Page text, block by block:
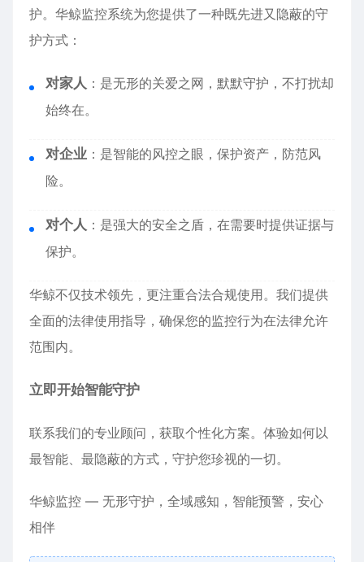
护。华鲸监控系统为您提供了一种既先进又隐蔽的守
护方式：
对家人 ：是无形的关爱之网，默默守护，不打扰却
始终在。
对企业 ：是智能的风控之眼，保护资产，防范风
险。
对个人 ：是强大的安全之盾，在需要时提供证据与
保护。
华鲸不仅技术领先，更注重合法合规使用。我们提供
全面的法律使用指导，确保您的监控行为在法律允许
范围内。
立即开始智能守护
联系我们的专业顾问，获取个性化方案。体验如何以
最智能、最隐蔽的方式，守护您珍视的一切。
华鲸监控 — 无形守护，全域感知，智能预警，安心
相伴